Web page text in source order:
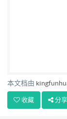
本文档由
收藏 分享